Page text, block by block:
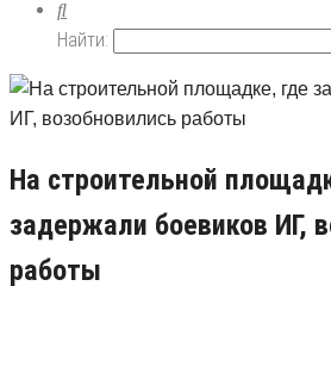
Найти:
На строительной
задержали боевиков ИГ,
работы